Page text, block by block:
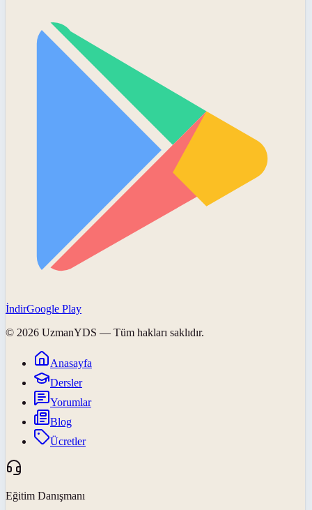
İndirGoogle Play
© 2026 UzmanYDS — Tüm hakları saklıdır.
Anasayfa
Dersler
Yorumlar
Blog
Ücretler
Eğitim Danışmanı